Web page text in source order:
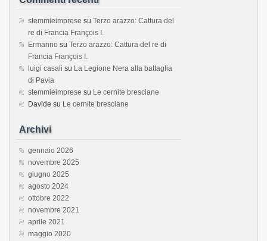
stemmieimprese su Terzo arazzo: Cattura del
re di Francia François I.
Ermanno su Terzo arazzo: Cattura del re di
Francia François I.
luigi casali su La Legione Nera alla battaglia
di Pavia
stemmieimprese su Le cernite bresciane
Davide su Le cernite bresciane
Archivi
gennaio 2026
novembre 2025
giugno 2025
agosto 2024
ottobre 2022
novembre 2021
aprile 2021
maggio 2020